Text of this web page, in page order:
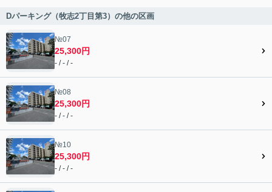
Dパーキング（牧志2丁目第3）の他の区画
№07
25,300円
- / - / -
№08
25,300円
- / - / -
№10
25,300円
- / - / -